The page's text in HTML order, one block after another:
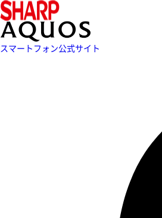
スマートフォン公式サイト